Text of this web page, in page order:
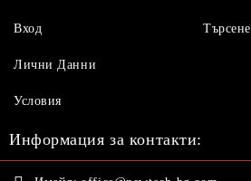
Вход Търсене
Лични Данни
Условия
Информация за контакти: